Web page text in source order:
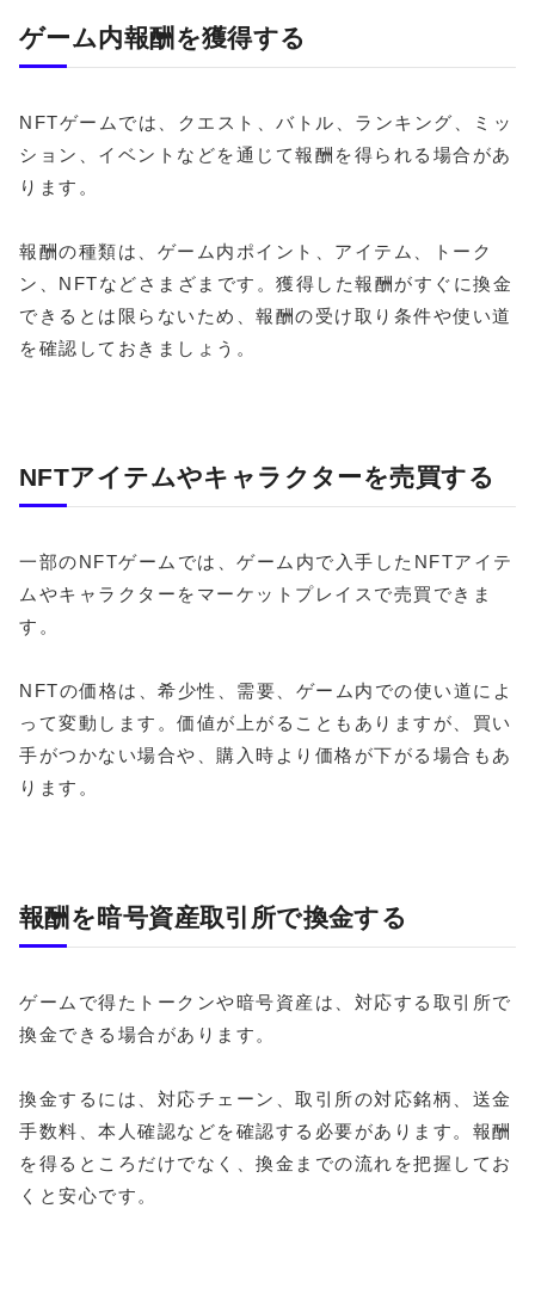
ゲーム内報酬を獲得する
NFTゲームでは、クエスト、バトル、ランキング、ミッ
ション、イベントなどを通じて報酬を得られる場合があ
ります。
報酬の種類は、ゲーム内ポイント、アイテム、トーク
ン、NFTなどさまざまです。獲得した報酬がすぐに換金
できるとは限らないため、報酬の受け取り条件や使い道
を確認しておきましょう。
NFTアイテムやキャラクターを売買する
一部のNFTゲームでは、ゲーム内で入手したNFTアイテ
ムやキャラクターをマーケットプレイスで売買できま
す。
NFTの価格は、希少性、需要、ゲーム内での使い道によ
って変動します。価値が上がることもありますが、買い
手がつかない場合や、購入時より価格が下がる場合もあ
ります。
報酬を暗号資産取引所で換金する
ゲームで得たトークンや暗号資産は、対応する取引所で
換金できる場合があります。
換金するには、対応チェーン、取引所の対応銘柄、送金
手数料、本人確認などを確認する必要があります。報酬
を得るところだけでなく、換金までの流れを把握してお
くと安心です。